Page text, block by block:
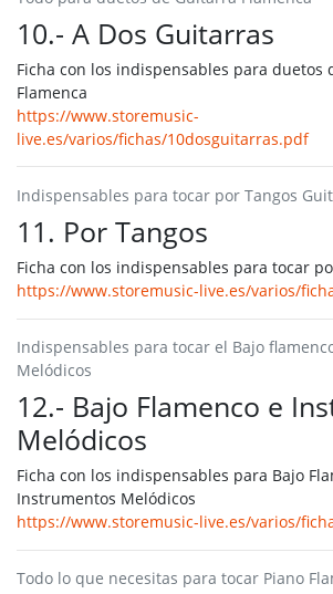
10.- A Dos Guitarras
Ficha con los indispensables para duetos
Flamenca
https://www.storemusic-
live.es/varios/fichas/10dosguitarras.pdf
Indispensables para tocar por Tangos
11. Por Tangos
Ficha con los indispensables para tocar
https://www.storemusic-live.es/varios/
Indispensables para tocar el Bajo
Melódicos
12.- Bajo Flamenco e
Melódicos
Ficha con los indispensables para Bajo
Instrumentos Melódicos
https://www.storemusic-live.es/varios/
Todo lo que necesitas para tocar Piano